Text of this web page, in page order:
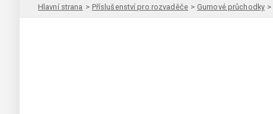
Hlavní strana > Příslušenství pro rozvaděče > Gumové průchodky >